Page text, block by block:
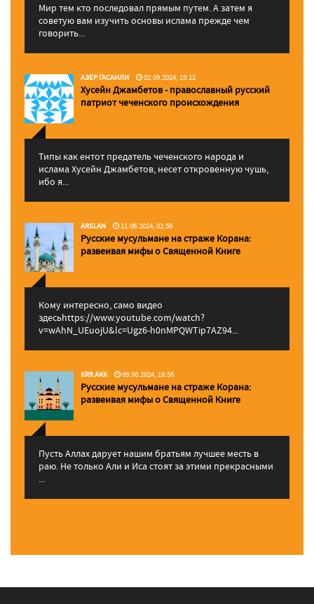
Мир тем кто последовал прямым путем. А затем я
советую вам изучить основы ислама прежде чем
говорить...
АЗЕР ГАСАНЛИ 02.09.2024, 19:12
Хусейн Джамбетов - православный русский
патриот чеченского происхождения
Типы как ентот предатель чеченского народа и
ислама Хусейн Джамбетов, несет откровенную чушь,
ибо я...
ARSLAN 11.06.2024, 02:50
Русские мусульмане на страже Корана:
pазвеивая мифы о Священной Книге
Кому интересно, само видео
здесьhttps://www.youtube.com/watch?
v=wAhN_UEuojU&lc=Ugz6-h0nMPQWTip7AZ94...
KRR AKK 09.06.2024, 18:56
Русские мусульмане на страже Корана:
pазвеивая мифы о Священной Книге
Пусть Аллах дарует нашим братьям лучшее месть в
раю. Не только Али и Иса стоят за этими прекрасными
...